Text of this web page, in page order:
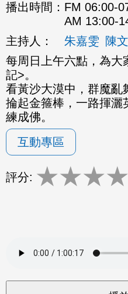
播出時間： FM 06:00-
AM 13:00-
主持人：
朱嘉雯 陳
每周日上午六點，為大
記>。
看黃沙大漠中，群魔亂
掄起金箍棒，一路揮灑
練成佛。
互動專區
評分: ★★★★